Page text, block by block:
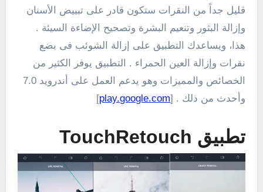
قليل جداً من النقرات ستكون قادر على تبييض الأسنان
وإزالة البثور وتنعيم البشرة وتصحيح الإضاءة السيئة .
هذا، ويساعدك التطبيق على إزالة الشوئب فى بضع
نقرات وإزالة العين الحمراء . التطبيق يوفر الكثير من
الخصائص والمميزات وهو يدعم العمل على أندرويد 7.0
وأحدث من ذلك . [play.google.com
]
تطبيق TouchRetouch